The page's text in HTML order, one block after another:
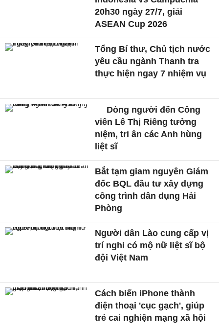
20h30 ngày 27/7, giải
ASEAN Cup 2026
Tổng Bí thư, Chủ tịch nước
yêu cầu ngành Thanh tra
thực hiện ngay 7 nhiệm vụ
Dòng người đến Công
viên Lê Thị Riêng tưởng
niệm, tri ân các Anh hùng
liệt sĩ
Bắt tạm giam nguyên Giám
đốc BQL đầu tư xây dựng
công trình dân dụng Hải
Phòng
Người dân Lào cung cấp vị
trí nghi có mộ nữ liệt sĩ bộ
đội Việt Nam
Cách biến iPhone thành
điện thoại 'cục gạch', giúp
trẻ cai nghiện mạng xã hội